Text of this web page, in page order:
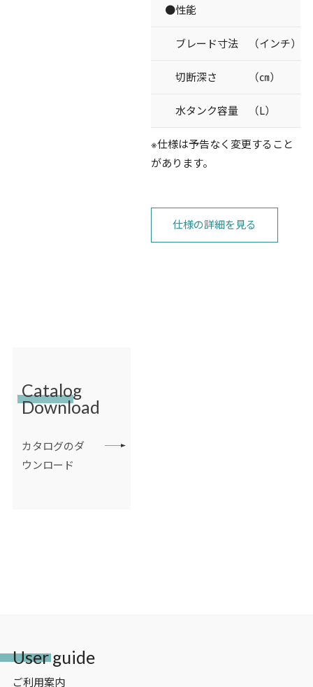
●性能
ブレード寸法 （インチ）
切断深さ （㎝）
水タンク容量 （L）
※仕様は予告なく変更すること
があります。
仕様の詳細を見る
Catalog
Download
カタログのダ
ウンロード
User guide
ご利用案内